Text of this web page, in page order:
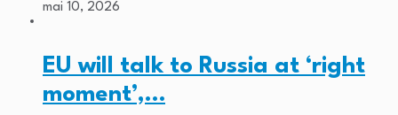
mai 10, 2026
EU will talk to Russia at ‘right
moment’,…